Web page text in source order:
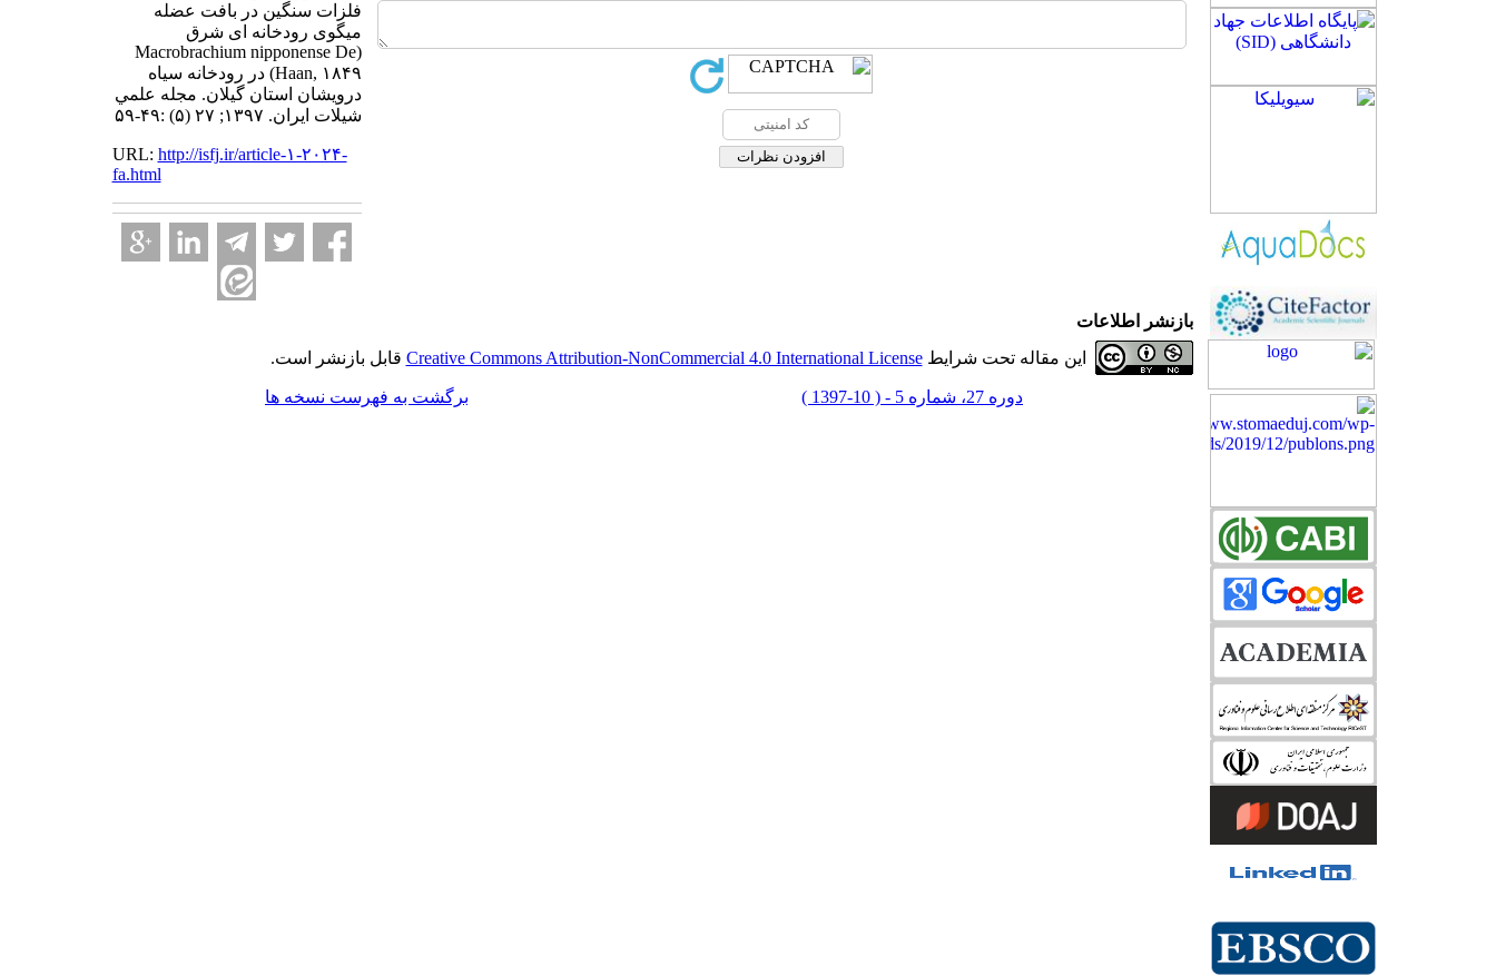
فلزات سنگین در بافت عضله
میگوی رودخانه ای شرق
(Macrobrachium nipponense De
Haan, ۱۸۴۹) در رودخانه سیاه
درویشان استان گیلان. مجله علمي
شيلات ايران. ۱۳۹۷; ۲۷ (۵) :۴۹-۵۹
URL: http://isfj.ir/article-۱-۲۰۲۴-
fa.html
بازنشر اطلاعات
این مقاله تحت شرایطCreative Commons Attribution-NonCommercial 4.0 International License قابل بازنشر است.
دوره 27، شماره 5 - ( 10-1397 ) برگشت به فهرست نسخه ها